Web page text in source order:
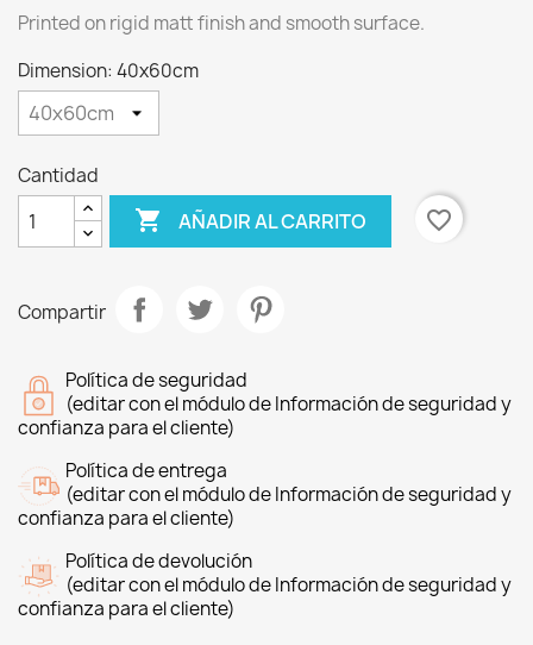
Printed on rigid matt finish and smooth surface.
Dimension: 40x60cm
Cantidad
 AÑADIR AL CARRITO favorite_border
Compartir
Política de seguridad
(editar con el módulo de Información de seguridad y
confianza para el cliente)
Política de entrega
(editar con el módulo de Información de seguridad y
confianza para el cliente)
Política de devolución
(editar con el módulo de Información de seguridad y
confianza para el cliente)